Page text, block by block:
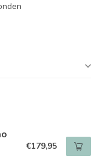
€179,95